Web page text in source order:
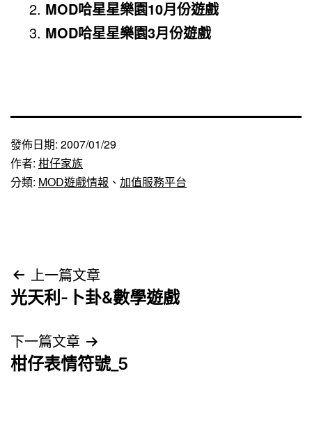
MOD哈星星樂園10月份遊戲
MOD哈星星樂園3月份遊戲
發佈日期: 2007/01/29
作者: 柑仔家族
分類: MOD遊戲情報 、 加值服務平台
文
章
導
覽
上一篇文章
光天利-卜卦&數學遊戲
下一篇文章
柑仔表情符號_5